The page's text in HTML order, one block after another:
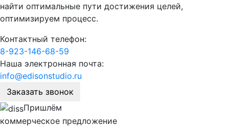
найти оптимальные пути достижения целей,
оптимизируем процесс.
Контактный телефон:
8-923-146-68-59
Наша электронная почта:
info@edisonstudio.ru
Заказать звонок
Пришлём
коммерческое предложение